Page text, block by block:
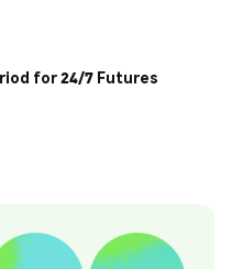
for 24/7 Futures